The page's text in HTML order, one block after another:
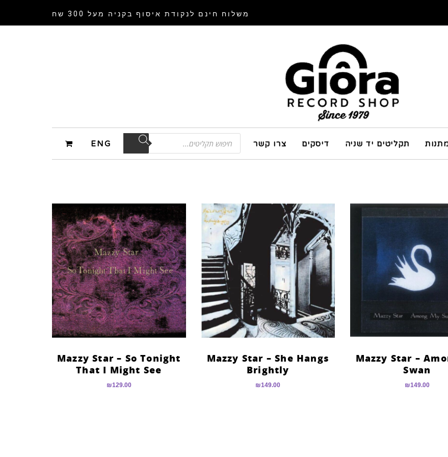
משלוח חינם לנקודת איסוף בקניה מעל 300 שח
תקליטים יד שניה דיסקים צרו קשר ENG
Mazzy Star –
Swan
₪149.00
Mazzy Star – She Hangs
Brightly
₪149.00
Mazzy Star – So Tonight
That I Might See
₪129.00